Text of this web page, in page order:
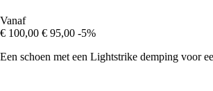
Vanaf
€ 100,00 € 95,00 -5%
Een schoen met een Lightstrike demping voor